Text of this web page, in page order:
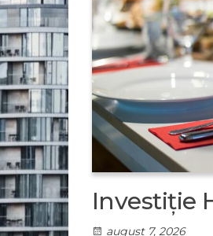
Investiție
august 7, 2026